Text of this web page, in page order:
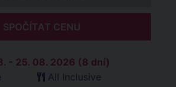
SPOČÍTAT CENU
- 25. 08. 2026 (8 dní)
All Inclusive